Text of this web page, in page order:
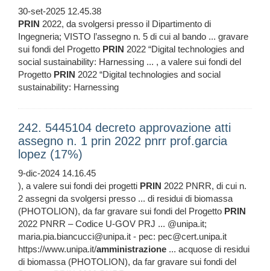
30-set-2025 12.45.38
PRIN 2022, da svolgersi presso il Dipartimento di
Ingegneria; VISTO l’assegno n. 5 di cui al bando ... gravare
sui fondi del Progetto PRIN 2022 “Digital technologies and
social sustainability: Harnessing ... , a valere sui fondi del
Progetto PRIN 2022 “Digital technologies and social
sustainability: Harnessing
242. 5445104 decreto approvazione atti
assegno n. 1 prin 2022 pnrr prof.garcia
lopez (17%)
9-dic-2024 14.16.45
), a valere sui fondi dei progetti PRIN 2022 PNRR, di cui n.
2 assegni da svolgersi presso ... di residui di biomassa
(PHOTOLION), da far gravare sui fondi del Progetto PRIN
2022 PNRR – Codice U-GOV PRJ ... @unipa.it;
maria.pia.biancucci@unipa.it - pec: pec@cert.unipa.it
https://www.unipa.it/amministrazione ... acquose di residui
di biomassa (PHOTOLION), da far gravare sui fondi del